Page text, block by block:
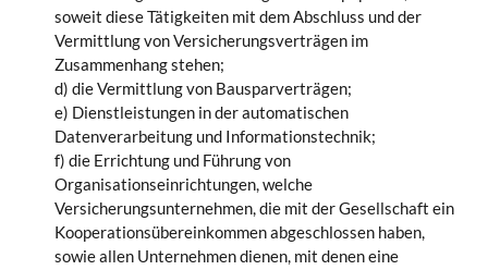
soweit diese Tätigkeiten mit dem Abschluss und der
Vermittlung von Versicherungsverträgen im
Zusammenhang stehen;
d) die Vermittlung von Bausparverträgen;
e) Dienstleistungen in der automatischen
Datenverarbeitung und Informationstechnik;
f) die Errichtung und Führung von
Organisationseinrichtungen, welche
Versicherungsunternehmen, die mit der Gesellschaft ein
Kooperationsübereinkommen abgeschlossen haben,
sowie allen Unternehmen dienen, mit denen eine